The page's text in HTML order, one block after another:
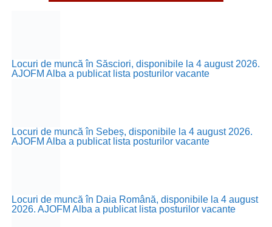
Locuri de muncă în Săsciori, disponibile la 4 august 2026.
AJOFM Alba a publicat lista posturilor vacante
Locuri de muncă în Sebeș, disponibile la 4 august 2026.
AJOFM Alba a publicat lista posturilor vacante
Locuri de muncă în Daia Română, disponibile la 4 august
2026. AJOFM Alba a publicat lista posturilor vacante